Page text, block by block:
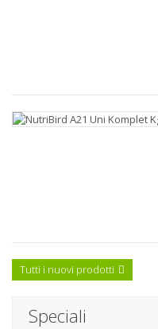
Tutti i nuovi prodotti
Speciali